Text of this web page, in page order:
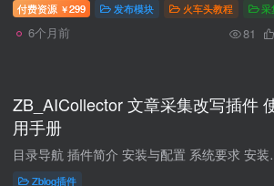
付费资源 ￥299 发布模块 火车头教程 采
6个月前 81
ZB_AICollector 文章采集改写插件
用手册
目录导航 插件简介 安装与配置 系统要
Zblog插件